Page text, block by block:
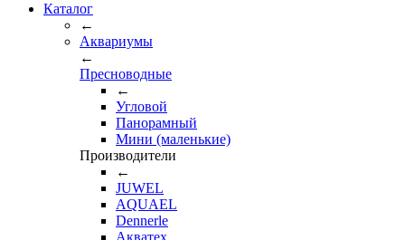
Каталог
←
Аквариумы
←
Пресноводные
←
Угловой
Панорамный
Мини (маленькие)
Производители
←
JUWEL
AQUAEL
Dennerle
Акватех